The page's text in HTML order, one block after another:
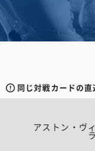
同じ対戦カードの直
アストン・ヴィ
ラ